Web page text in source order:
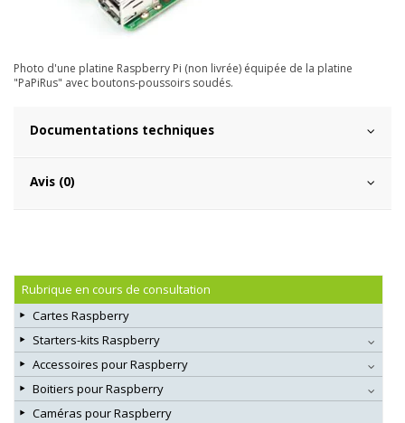
Photo d'une platine Raspberry Pi (non livrée) équipée de la platine
"PaPiRus" avec boutons-poussoirs soudés.
Documentations techniques
Avis (0)
Rubrique en cours de consultation
Cartes Raspberry
Starters-kits Raspberry
Accessoires pour Raspberry
Boitiers pour Raspberry
Caméras pour Raspberry